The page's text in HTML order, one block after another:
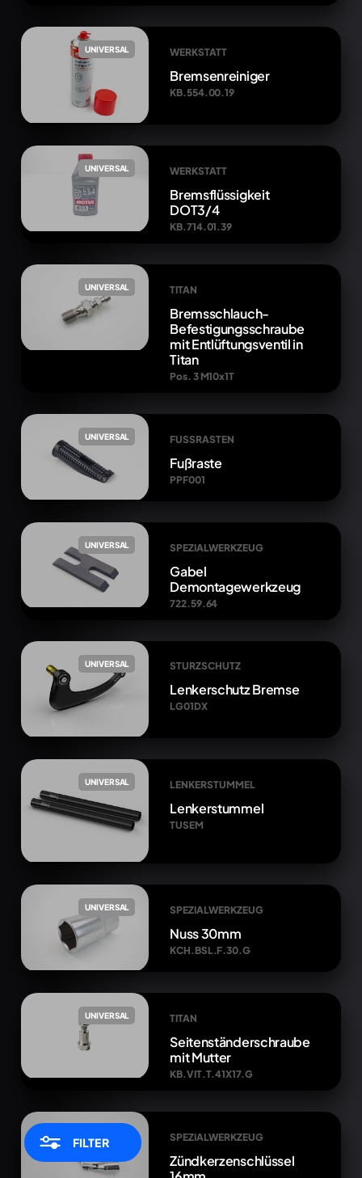
FILTER
UNIVERSAL WERKSTATT
Bremsenreiniger
KB.554.00.19
UNIVERSAL WERKSTATT
Bremsflüssigkeit
DOT3/4
KB.714.01.39
UNIVERSAL TITAN
Bremsschlauch-
Befestigungsschraube
mit Entlüftungsventil in
Titan
Pos. 3 M10x1T
UNIVERSAL FUSSRASTEN
Fußraste
PPF001
UNIVERSAL SPEZIALWERKZEUG
Gabel
Demontagewerkzeug
722.59.64
UNIVERSAL STURZSCHUTZ
Lenkerschutz Bremse
LG01DX
UNIVERSAL LENKERSTUMMEL
Lenkerstummel
TUSEM
UNIVERSAL SPEZIALWERKZEUG
Nuss 30mm
KCH.BSL.F.30.G
UNIVERSAL TITAN
Seitenständerschraube
mit Mutter
KB.VIT.T.41X17.G
SPEZIALWERKZEUG
Zündkerzenschlüssel